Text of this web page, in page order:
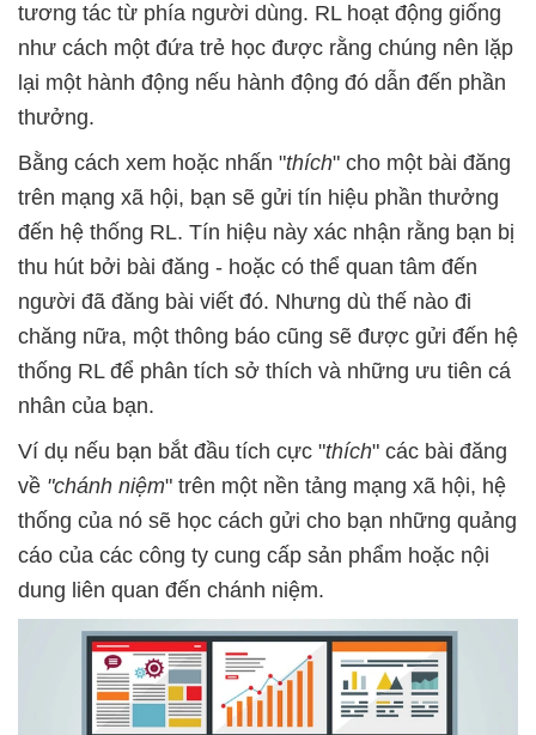
tương tác từ phía người dùng. RL hoạt động giống
như cách một đứa trẻ học được rằng chúng nên lặp
lại một hành động nếu hành động đó dẫn đến phần
thưởng.
Bằng cách xem hoặc nhấn "thích" cho một bài đăng
trên mạng xã hội, bạn sẽ gửi tín hiệu phần thưởng
đến hệ thống RL. Tín hiệu này xác nhận rằng bạn bị
thu hút bởi bài đăng - hoặc có thể quan tâm đến
người đã đăng bài viết đó. Nhưng dù thế nào đi
chăng nữa, một thông báo cũng sẽ được gửi đến hệ
thống RL để phân tích sở thích và những ưu tiên cá
nhân của bạn.
Ví dụ nếu bạn bắt đầu tích cực "thích" các bài đăng
về "chánh niệm" trên một nền tảng mạng xã hội, hệ
thống của nó sẽ học cách gửi cho bạn những quảng
cáo của các công ty cung cấp sản phẩm hoặc nội
dung liên quan đến chánh niệm.